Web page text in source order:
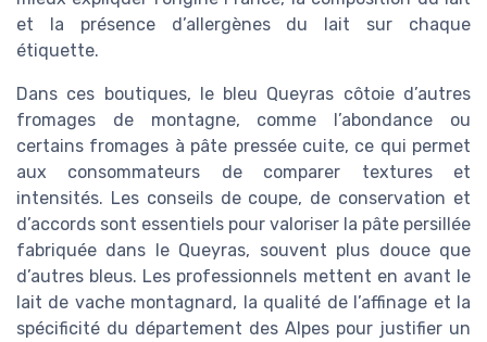
et la présence d’allergènes du lait sur chaque
étiquette.
Dans ces boutiques, le bleu Queyras côtoie d’autres
fromages de montagne, comme l’abondance ou
certains fromages à pâte pressée cuite, ce qui permet
aux consommateurs de comparer textures et
intensités. Les conseils de coupe, de conservation et
d’accords sont essentiels pour valoriser la pâte persillée
fabriquée dans le Queyras, souvent plus douce que
d’autres bleus. Les professionnels mettent en avant le
lait de vache montagnard, la qualité de l’affinage et la
spécificité du département des Alpes pour justifier un